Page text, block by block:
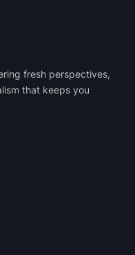
fresh perspectives,
that keeps you